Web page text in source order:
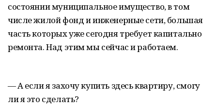
состоянии муниципальное имущество, в том
числе жилой фонд и инженерные сети, большая
часть которых уже сегодня требует капитально
ремонта. Над этим мы сейчас и работаем.
— А если я захочу купить здесь квартиру, смогу
ли я это сделать?